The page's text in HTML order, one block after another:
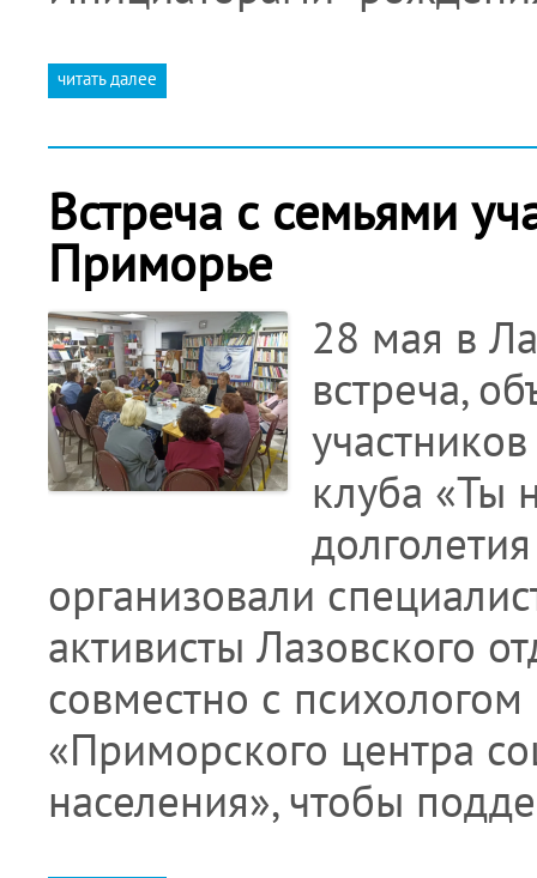
читать далее
Встреча с семьями
Приморье
28 мая в
встреча,
клуба «Ты
организовали
активисты Лазовского
совместно с
«Приморского центра
населения», чтобы